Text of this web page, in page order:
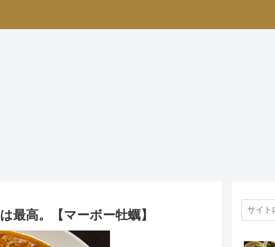
最高。【マーボー牡蠣】